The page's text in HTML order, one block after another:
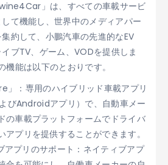
」は、すべての車載サービ
て機能し、世界中のメディアパー
約して、小鵬汽車の先進的なEV
ブTV、ゲーム、VODを提供しま
能は以下のとおりです。
」：専用のハイブリッド車載アプリ
びAndroidアプリ）で、自動車メー
の車載プラットフォームでドライバ
アプリを提供することができます。
プリのサポート：ネイティブアプ